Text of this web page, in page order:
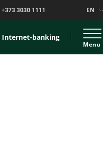
+373 3030 1111 EN
Internet-banking
Menu